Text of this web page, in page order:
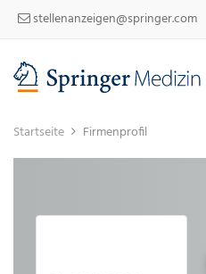
stellenanzeigen@springer.com
Startseite Firmenprofil